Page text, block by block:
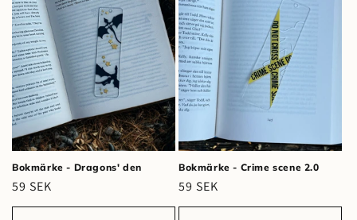
Bokmärke - Dragons' den
Ordinarie
pris
59 SEK
Bokmärke - Crime scene 2.0
Ordinarie
pris
59 SEK